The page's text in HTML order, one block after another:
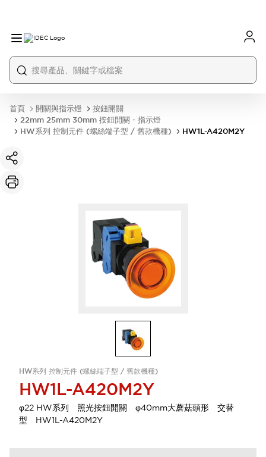
首頁 開關與指示燈
按鈕開關
22mm 25mm 30mm 按鈕開關・指示燈
HW系列 控制元件 (螺絲端子型 / 舊款機種)
HW1L-A420M2Y
HW系列 控制元件 (螺絲端子型 / 舊款機種)
HW1L-A420M2Y
φ22 HW系列 照光按鈕開關 φ40mm大蘑菇頭形 交替
型 HW1L-A420M2Y